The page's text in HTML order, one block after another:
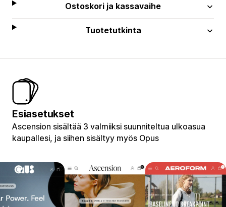
Ostoskori ja kassavaihe
Tuotetutkinta
Esiasetukset
Ascension sisältää 3 valmiiksi suunniteltua ulkoasua
kaupallesi, ja siihen sisältyy myös Opus